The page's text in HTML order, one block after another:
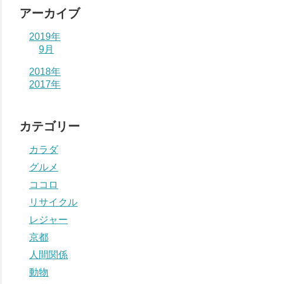
アーカイブ
2019年
9月
2018年
2017年
カテゴリー
カラダ
グルメ
ココロ
リサイクル
レジャー
京都
人間関係
動物